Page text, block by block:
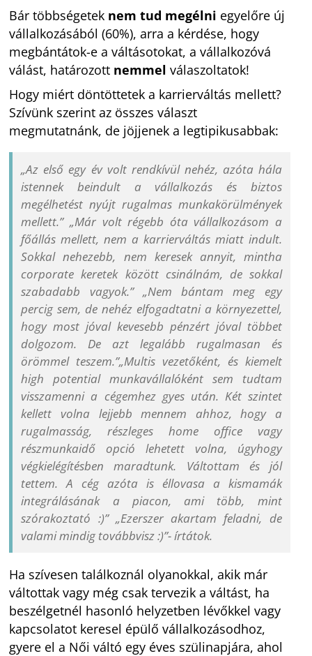
Bár többségetek nem tud megélni egyelőre új
vállalkozásából (60%), arra a kérdése, hogy
megbántátok-e a váltásotokat, a vállalkozóvá
válást, határozott nemmelválaszoltatok!
Hogy miért döntöttetek a karrierváltás mellett?
Szívünk szerint az összes választ
megmutatnánk, de jöjjenek a legtipikusabbak:
„Az első egy év volt rendkívül nehéz, azóta hála
istennek beindult a vállalkozás és biztos
megélhetést nyújt rugalmas munkakörülmények
mellett.” „Már volt régebb óta vállalkozásom a
főállás mellett, nem a karrierváltás miatt indult.
Sokkal nehezebb, nem keresek annyit, mintha
corporate keretek között csinálnám, de sokkal
szabadabb vagyok.” „Nem bántam meg egy
percig sem, de nehéz elfogadtatni a környezettel,
hogy most jóval kevesebb pénzért jóval többet
dolgozom. De azt legalább rugalmasan és
örömmel teszem.”„Multis vezetőként, és kiemelt
high potential munkavállalóként sem tudtam
visszamenni a cégemhez gyes után. Két szintet
kellett volna lejjebb mennem ahhoz, hogy a
rugalmasság, részleges home office vagy
részmunkaidő opció lehetett volna, úgyhogy
végkielégítésben maradtunk. Váltottam és jól
tettem. A cég azóta is éllovasa a kismamák
integrálásának a piacon, ami több, mint
szórakoztató :)” „Ezerszer akartam feladni, de
valami mindig továbbvisz :)”- írtátok.
Ha szívesen találkoznál olyanokkal, akik már
váltottak vagy még csak tervezik a váltást, ha
beszélgetnél hasonló helyzetben lévőkkel vagy
kapcsolatot keresel épülő vállalkozásodhoz,
gyere el a Női váltó egy éves szülinapjára, ahol